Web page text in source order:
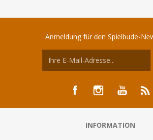
Anmeldung für den Spielbude-
INFORMATION